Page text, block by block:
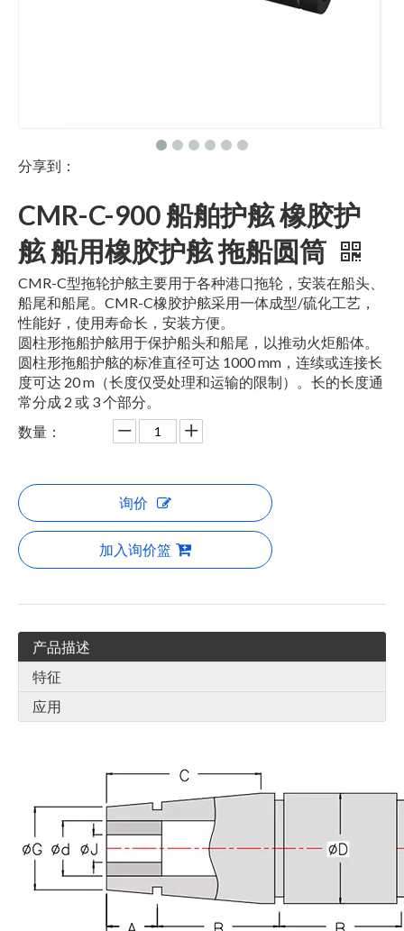
分享到：
CMR-C-900 船舶护舷 橡胶护
舷 船用橡胶护舷 拖船圆筒
CMR-C型拖轮护舷主要用于各种港口拖轮，安装在船头、
船尾和船尾。CMR-C橡胶护舷采用一体成型/硫化工艺，
性能好，使用寿命长，安装方便。
圆柱形拖船护舷用于保护船头和船尾，以推动火炬船体。
圆柱形拖船护舷的标准直径可达 1000 mm，连续或连接长
度可达 20 m（长度仅受处理和运输的限制）。长的长度通
常分成 2 或 3 个部分。
数量：
询价
加入询价篮
产品描述
特征
应用